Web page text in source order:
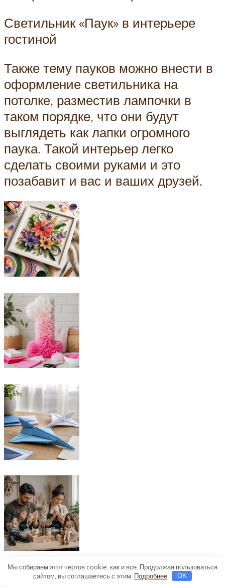
Светильник «Паук» в интерьере
гостиной
Также тему пауков можно внести в
оформление светильника на
потолке, разместив лампочки в
таком порядке, что они будут
выглядеть как лапки огромного
паука. Такой интерьер легко
сделать своими руками и это
позабавит и вас и ваших друзей.
Мы собираем этот чертов cookie, как и все. Продолжая пользоваться
сайтом, вы соглашаетесь с этим. Подробнее OK